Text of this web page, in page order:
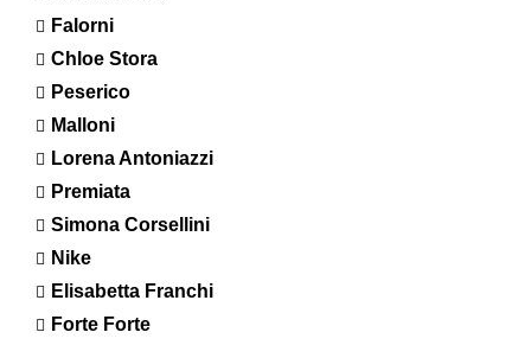
Falorni
Chloe Stora
Peserico
Malloni
Lorena Antoniazzi
Premiata
Simona Corsellini
Nike
Elisabetta Franchi
Forte Forte